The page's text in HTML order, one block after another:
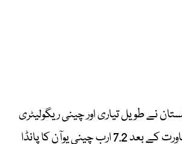
نے طویل تیاری اور چینی ریگولیٹری
اداروں کے ساتھ مشاورت کے بعد 7.2 ارب چینی یوآن کا پانڈا